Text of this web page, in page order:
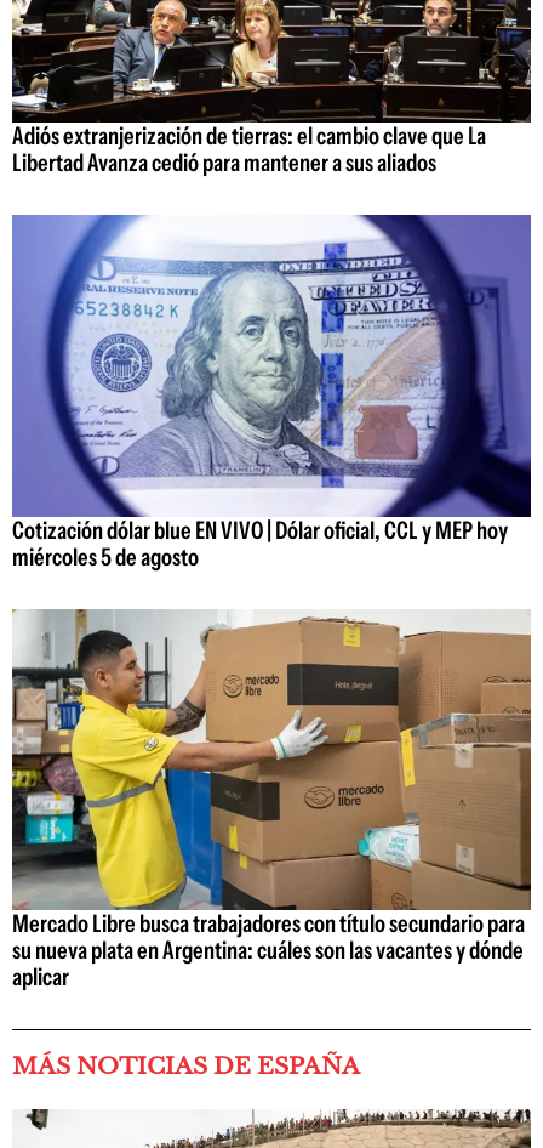
Adiós extranjerización de tierras: el cambio clave que La
Libertad Avanza cedió para mantener a sus aliados
Cotización dólar blue EN VIVO | Dólar oficial, CCL y MEP hoy
miércoles 5 de agosto
Mercado Libre busca trabajadores con título secundario para
su nueva plata en Argentina: cuáles son las vacantes y dónde
aplicar
MÁS NOTICIAS DE ESPAÑA